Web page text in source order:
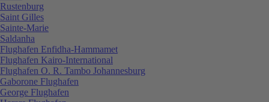
Rustenburg
Saint Gilles
Sainte-Marie
Saldanha
Flughafen Enfidha-Hammamet
Flughafen Kairo-International
Flughafen O. R. Tambo Johannesburg
Gaborone Flughafen
George Flughafen